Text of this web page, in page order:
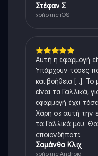
Στέφαν Σ
χρήστης iOS
Αυτή η εφαρμογή
Υπάρχουν τόσες
και βοήθεια [...].
είναι τα Γαλλικά,
εφαρμογή έχει
Χάρη σε αυτή την
τα Γαλλικά μου.
οποιονδήποτε.
Σαμάνθα Κλιχ
χρήστης Android